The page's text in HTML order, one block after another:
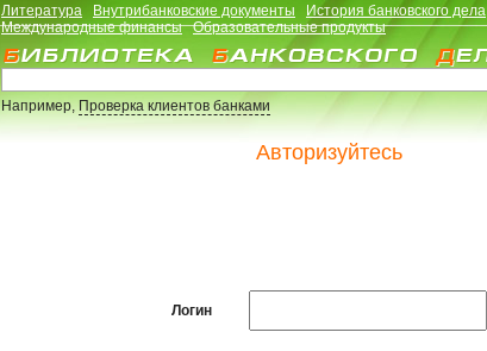
Литература Внутрибанковские документы История банковского дела
Международные финансы
Образовательные продукты
Например,Проверка клиентов банками
Авторизуйтесь
Логин